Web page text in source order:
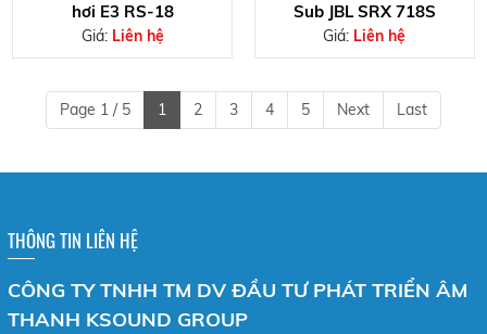
hơi E3 RS-18
Giá: Liên hệ
Sub JBL SRX 718S
Giá: Liên hệ
Page 1 / 5 1 2 3 4 5 Next Last
THÔNG TIN LIÊN HỆ
CÔNG TY TNHH TM DV ĐẦU TƯ PHÁT TRIỂN ÂM
THANH KSOUND GROUP